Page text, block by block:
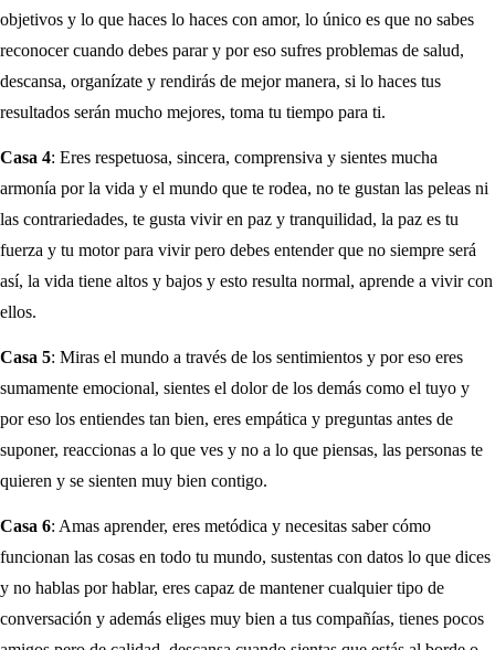
objetivos y lo que haces lo haces con amor, lo único es que no sabes
reconocer cuando debes parar y por eso sufres problemas de salud,
descansa, organízate y rendirás de mejor manera, si lo haces tus
resultados serán mucho mejores, toma tu tiempo para ti.
Casa 4: Eres respetuosa, sincera, comprensiva y sientes mucha
armonía por la vida y el mundo que te rodea, no te gustan las peleas ni
las contrariedades, te gusta vivir en paz y tranquilidad, la paz es tu
fuerza y tu motor para vivir pero debes entender que no siempre será
así, la vida tiene altos y bajos y esto resulta normal, aprende a vivir con
ellos.
Casa 5: Miras el mundo a través de los sentimientos y por eso eres
sumamente emocional, sientes el dolor de los demás como el tuyo y
por eso los entiendes tan bien, eres empática y preguntas antes de
suponer, reaccionas a lo que ves y no a lo que piensas, las personas te
quieren y se sienten muy bien contigo.
Casa 6: Amas aprender, eres metódica y necesitas saber cómo
funcionan las cosas en todo tu mundo, sustentas con datos lo que dices
y no hablas por hablar, eres capaz de mantener cualquier tipo de
conversación y además eliges muy bien a tus compañías, tienes pocos